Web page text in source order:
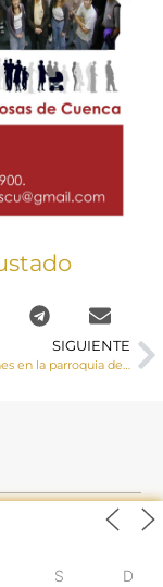
SIGUIENTE
Confirmaciones en la parroquia de San Julián de Cuenca
S D